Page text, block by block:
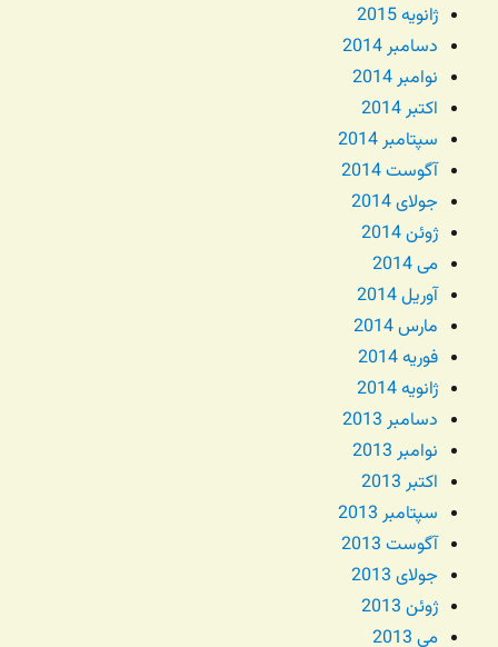
ژانویه 2015
دسامبر 2014
نوامبر 2014
اکتبر 2014
سپتامبر 2014
آگوست 2014
جولای 2014
ژوئن 2014
می 2014
آوریل 2014
مارس 2014
فوریه 2014
ژانویه 2014
دسامبر 2013
نوامبر 2013
اکتبر 2013
سپتامبر 2013
آگوست 2013
جولای 2013
ژوئن 2013
می 2013